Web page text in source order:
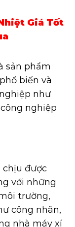
Giá Tốt
sản phẩm
biến và
như
nghiệp
chịu được
với những
trường,
công nhân,
nhà máy xí